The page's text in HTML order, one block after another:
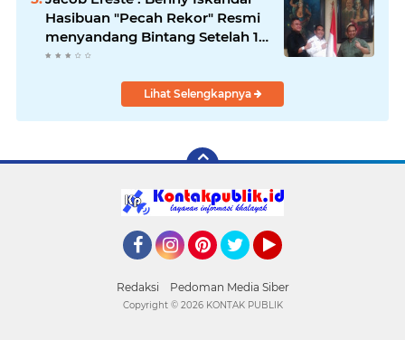
Hasibuan "Pecah Rekor" Resmi
menyandang Bintang Setelah 14
Tahun Ngejokrok Berpangjat
Lihat Selengkapnya
Redaksi Pedoman Media Siber
Copyright © 2026 KONTAK PUBLIK